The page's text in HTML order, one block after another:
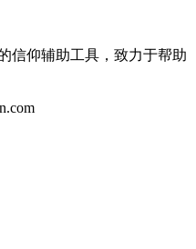
信仰辅助工具，致力于帮助